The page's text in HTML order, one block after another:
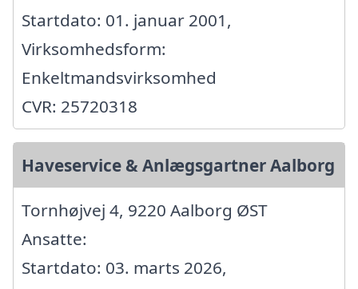
Startdato: 01. januar 2001,
Virksomhedsform:
Enkeltmandsvirksomhed
CVR: 25720318
Haveservice & Anlægsgartner Aalborg
Tornhøjvej 4, 9220 Aalborg ØST
Ansatte:
Startdato: 03. marts 2026,